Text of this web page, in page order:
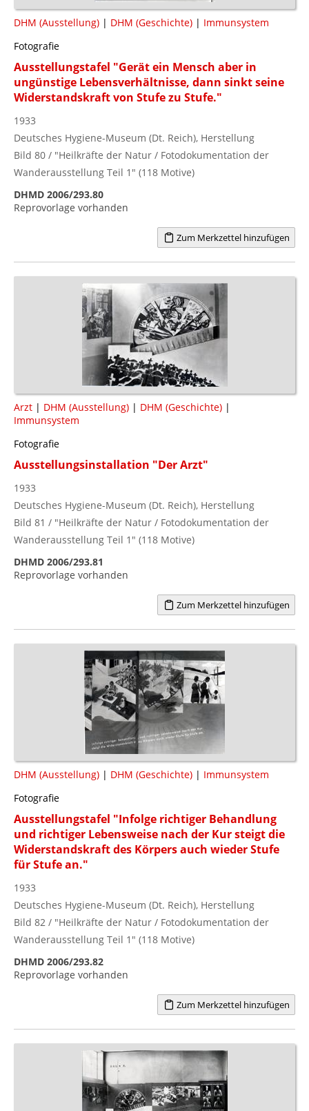
DHM (Ausstellung) | DHM (Geschichte) | Immunsystem
Fotografie
Ausstellungstafel "Gerät ein Mensch aber in
ungünstige Lebensverhältnisse, dann sinkt seine
Widerstandskraft von Stufe zu Stufe."
1933
Deutsches Hygiene-Museum (Dt. Reich), Herstellung
Bild 80 / "Heilkräfte der Natur / Fotodokumentation der
Wanderausstellung Teil 1" (118 Motive)
DHMD 2006/293.80
Reprovorlage vorhanden
Zum Merkzettel hinzufügen
Arzt | DHM (Ausstellung) | DHM (Geschichte) |
Immunsystem
Fotografie
Ausstellungsinstallation "Der Arzt"
1933
Deutsches Hygiene-Museum (Dt. Reich), Herstellung
Bild 81 / "Heilkräfte der Natur / Fotodokumentation der
Wanderausstellung Teil 1" (118 Motive)
DHMD 2006/293.81
Reprovorlage vorhanden
Zum Merkzettel hinzufügen
DHM (Ausstellung) | DHM (Geschichte) | Immunsystem
Fotografie
Ausstellungstafel "Infolge richtiger Behandlung
und richtiger Lebensweise nach der Kur steigt die
Widerstandskraft des Körpers auch wieder Stufe
für Stufe an."
1933
Deutsches Hygiene-Museum (Dt. Reich), Herstellung
Bild 82 / "Heilkräfte der Natur / Fotodokumentation der
Wanderausstellung Teil 1" (118 Motive)
DHMD 2006/293.82
Reprovorlage vorhanden
Zum Merkzettel hinzufügen